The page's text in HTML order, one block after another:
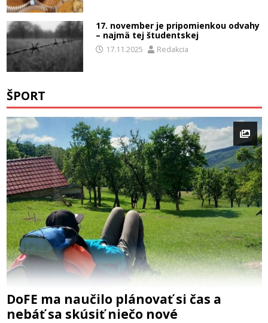
17. november je pripomienkou odvahy
– najmä tej študentskej
17.11.2025 Redakcia
ŠPORT
DoFE ma naučilo plánovať si čas a
nebáť sa skúsiť niečo nové